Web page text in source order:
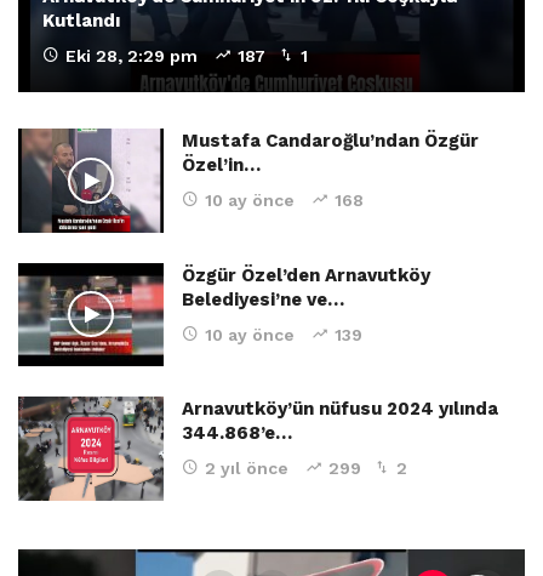
Kutlandı
Eki 28, 2:29 pm 187 1
Mustafa Candaroğlu’ndan Özgür
Özel’in…
10 ay önce 168
Özgür Özel’den Arnavutköy
Belediyesi’ne ve…
10 ay önce 139
Arnavutköy’ün nüfusu 2024 yılında
344.868’e…
2 yıl önce 299 2